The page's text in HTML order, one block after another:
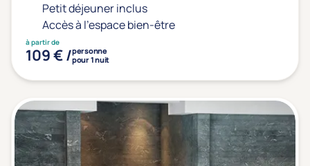
Petit déjeuner inclus
Accès à l'espace bien-être
à partir de
109 € /personne
pour 1 nuit